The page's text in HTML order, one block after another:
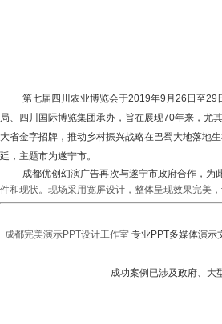
第七届四川农业博览会于2019年9 月 26 日至29
局、四川国际博览集团承办，旨在展现70年来，尤
大省金字招牌，推动乡村振兴战略在巴蜀大地落地
廷，主题市为遂宁市。
成都优创幻演广告再次与遂宁市政府合作，为
件和现状。现场采用宽屏设计，整体呈现效果完美
成都完美演示PPT设计工作室 专业 PPT多媒体演示
成功案例已涉及政府、大